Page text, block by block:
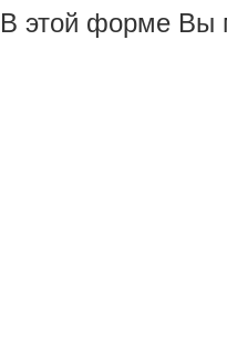
В этой форме Вы